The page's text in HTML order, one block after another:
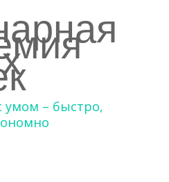
умом – быстро,